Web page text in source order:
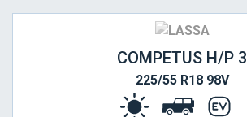
COMPETUS H/P 3
225/55 R18 98V